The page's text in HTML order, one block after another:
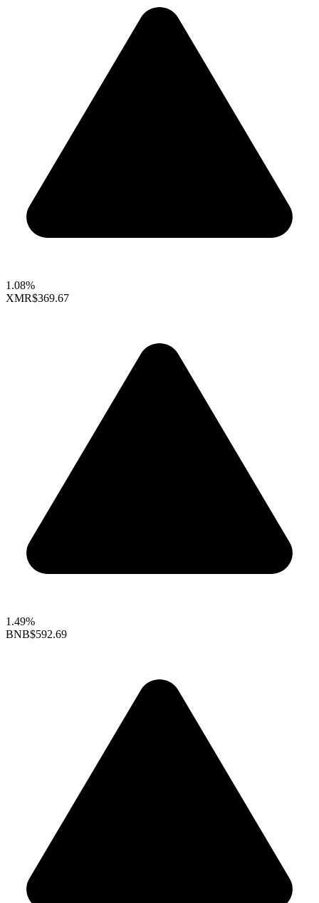
1.08%
XMR$369.67
1.49%
BNB$592.69